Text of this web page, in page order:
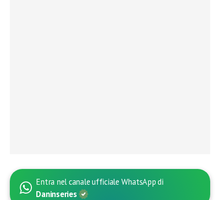
Entra nel canale ufficiale WhatsApp di
Daninseries